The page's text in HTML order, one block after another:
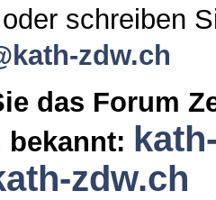
schreiben
zdw.ch
das Forum
bekannt:
zdw.ch